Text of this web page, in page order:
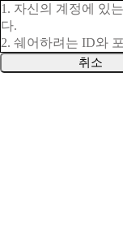
1. 자신의 계정에 있
다.
2. 쉐어하려는 ID와
취소